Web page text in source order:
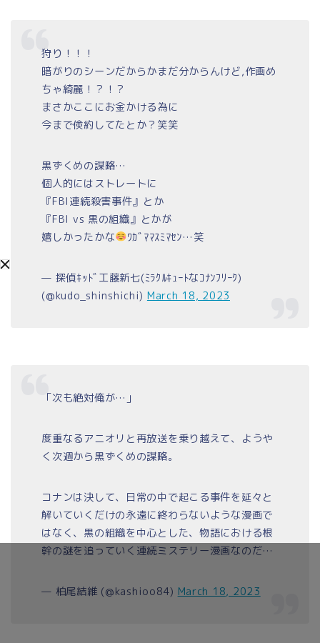
狩り！！！
暗がりのシーンだからかまだ分からんけど,作画め
ちゃ綺麗！？！？
まさかここにお金かける為に
今まで倹約してたとか？笑笑
黒ずくめの謀略…
個人的にはストレートに
『FBI連続殺害事件』とか
『FBI vs 黒の組織』とかが
嬉しかったかな
ﾜｶﾞﾏﾏｽﾐﾏｾﾝ…笑
— 探偵ｷｯﾄﾞ工藤新七(ﾐﾗｸﾙｷｭｰﾄなｺﾅﾝﾌﾘｰｸ)
(@kudo_shinshichi) March 18, 2023
「次も絶対俺が…」
度重なるアニオリと再放送を乗り越えて、ようや
く次週から黒ずくめの謀略。
コナンは決して、日常の中で起こる事件を延々と
解いていくだけの永遠に終わらないような漫画で
はなく、黒の組織を中心とした、物語における根
幹の謎を追っていく連続ミステリー漫画なのだ…
— 柏尾結維 (@kashioo84) March 18, 2023